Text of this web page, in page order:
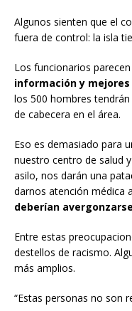
Algunos sienten que el
fuera de control: la isla
Los funcionarios
información y
los 500 hombres
de cabecera en el área.
Eso es demasiado para
nuestro centro de salud
asilo, nos darán una
darnos atención médica
deberían
Entre estas
destellos de racismo.
más amplios.
“Estas personas no son